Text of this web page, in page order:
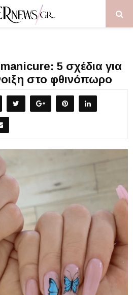
5 σχέδια για
στο φθινόπωρο